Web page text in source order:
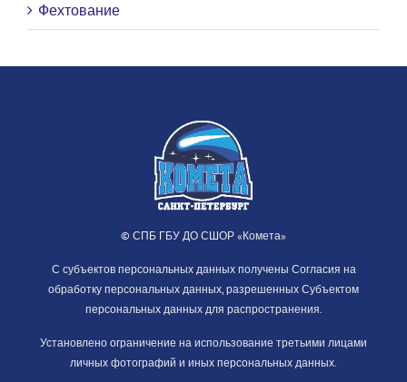
Фехтование
© СПБ ГБУ ДО СШОР «Комета»
С субъектов персональных данных получены Согласия на
обработку персональных данных, разрешенных Субъектом
персональных данных для распространения.
Установлено ограничение на использование третьими лицами
личных фотографий и иных персональных данных.